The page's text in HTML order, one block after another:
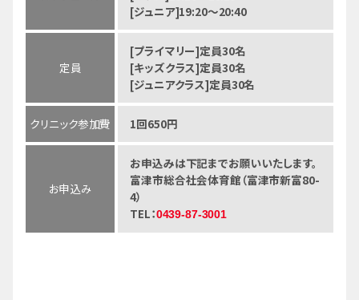
[ジュニア]19:20～20:40
定員
[プライマリー]定員30名
[キッズクラス]定員30名
[ジュニアクラス]定員30名
クリニック参加費 1回650円
お申込み
お申込みは下記までお願いいたします。
富津市総合社会体育館（富津市新富80-
4）
TEL：0439-87-3001